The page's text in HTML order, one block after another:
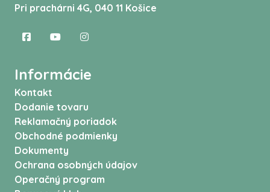
Pri prachárni 4G, 040 11 Košice
Informácie
Kontakt
Dodanie tovaru
Reklamačný poriadok
Obchodné podmienky
Dokumenty
Ochrana osobných údajov
Operačný program